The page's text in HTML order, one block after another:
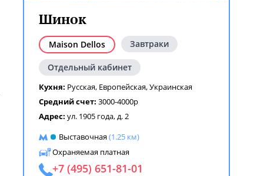
Шинок
Maison Dellos Завтраки
Отдельный кабинет
Кухня: Русская, Европейская,Украинская
Средний счет: 3000-4000р
Адрес: ул. 1905 года, д. 2
Выставочная(1.25 км)
Охраняемая платная
+7 (495) 651-81-01